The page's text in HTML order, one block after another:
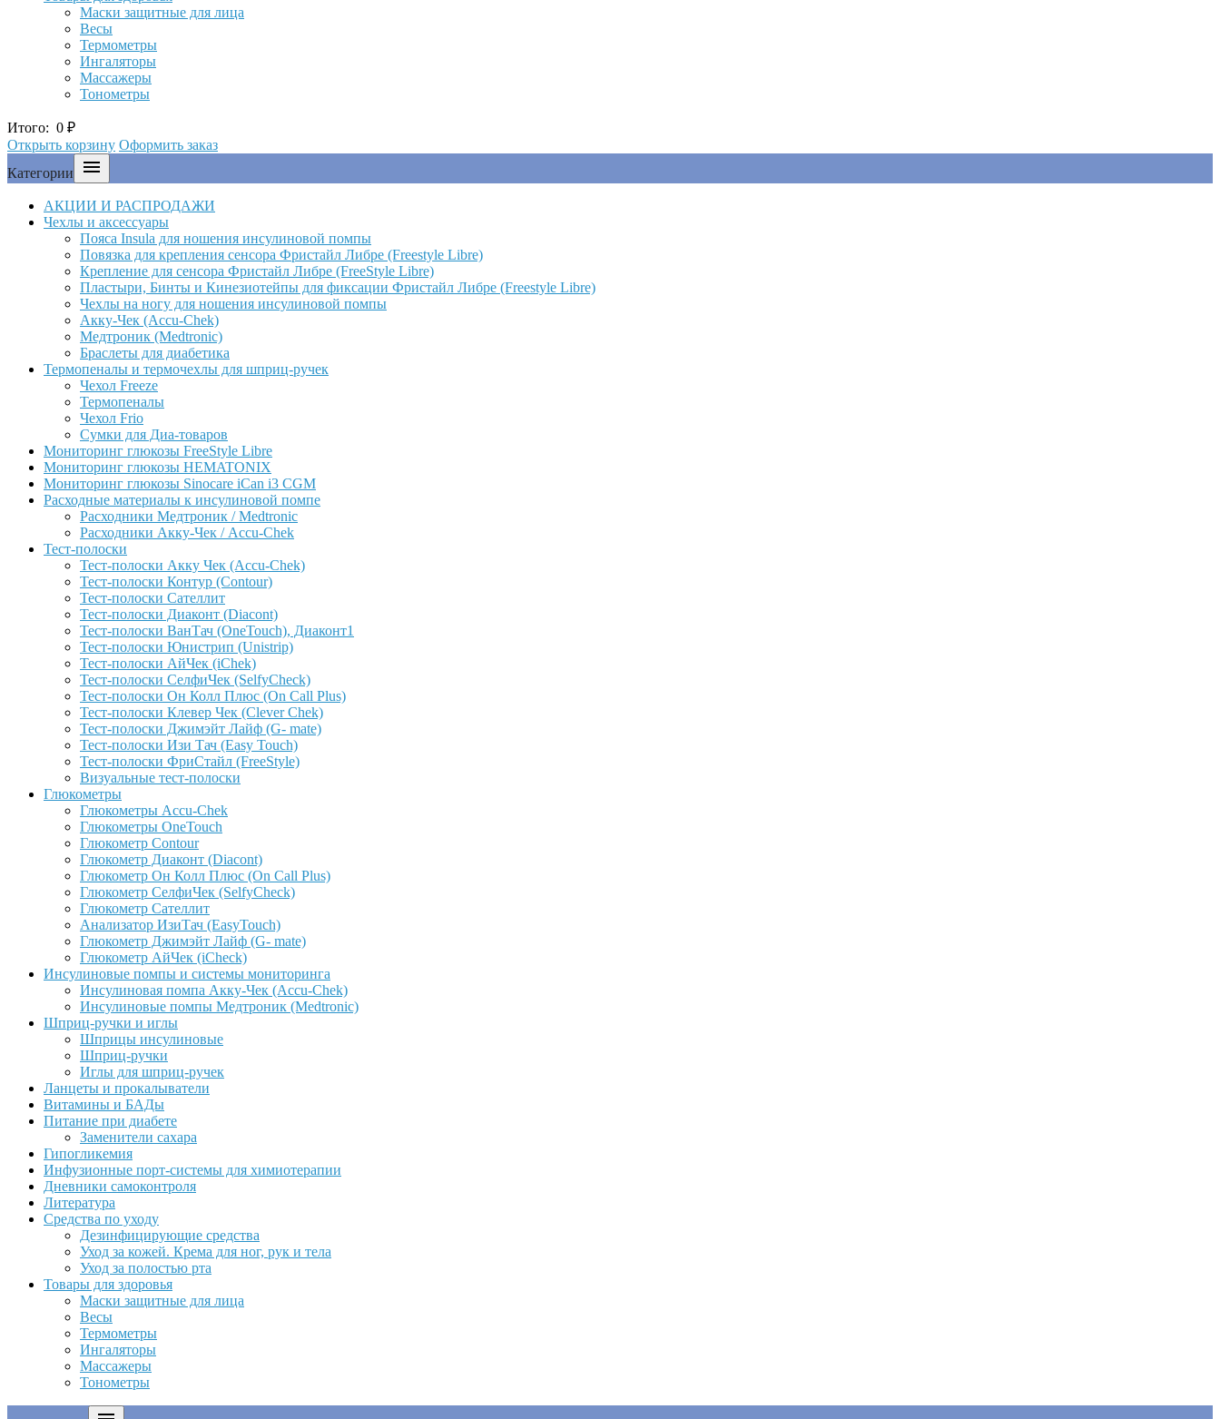
Маски защитные для лица
Весы
Термометры
Ингаляторы
Массажеры
Тонометры
Итого: 0 ₽
Открыть корзину Оформить заказ
Категории

АКЦИИ И РАСПРОДАЖИ
Чехлы и аксессуары
Пояса Insula для ношения инсулиновой помпы
Повязка для крепления сенсора Фристайл Либре (Freestyle Libre)
Крепление для сенсора Фристайл Либре (FreeStyle Libre)
Пластыри, Бинты и Кинезиотейпы для фиксации Фристайл Либре (Freestyle Libre)
Чехлы на ногу для ношения инсулиновой помпы
Акку-Чек (Accu-Chek)
Медтроник (Medtronic)
Браслеты для диабетика
Термопеналы и термочехлы для шприц-ручек
Чехол Freeze
Термопеналы
Чехол Frio
Сумки для Диа-товаров
Мониторинг глюкозы FreeStyle Libre
Мониторинг глюкозы HEMATONIX
Мониторинг глюкозы Sinocare iCan i3 CGM
Расходные материалы к инсулиновой помпе
Расходники Медтроник / Medtronic
Расходники Акку-Чек / Accu-Chek
Тест-полоски
Тест-полоски Акку Чек (Accu-Chek)
Тест-полоски Контур (Contour)
Тест-полоски Сателлит
Тест-полоски Диаконт (Diacont)
Тест-полоски ВанТач (OneTouch), Диаконт1
Тест-полоски Юнистрип (Unistrip)
Тест-полоски АйЧек (iChek)
Тест-полоски СелфиЧек (SelfyCheck)
Тест-полоски Он Колл Плюс (On Call Plus)
Тест-полоски Клевер Чек (Clever Chek)
Тест-полоски Джимэйт Лайф (G- mate)
Тест-полоски Изи Тач (Easy Touch)
Тест-полоски ФриCтайл (FreeStyle)
Визуальные тест-полоски
Глюкометры
Глюкометры Accu-Сhek
Глюкометры OneTouch
Глюкометр Contour
Глюкометр Диаконт (Diacont)
Глюкометр Он Колл Плюс (On Call Plus)
Глюкометр СелфиЧек (SelfyCheck)
Глюкометр Сателлит
Анализатор ИзиТач (EasyTouch)
Глюкометр Джимэйт Лайф (G- mate)
Глюкометр АйЧек (iCheck)
Инсулиновые помпы и системы мониторинга
Инсулиновая помпа Акку-Чек (Accu-Chek)
Инсулиновые помпы Медтроник (Medtronic)
Шприц-ручки и иглы
Шприцы инсулиновые
Шприц-ручки
Иглы для шприц-ручек
Ланцеты и прокалыватели
Витамины и БАДы
Питание при диабете
Заменители сахара
Гипогликемия
Инфузионные порт-системы для химиотерапии
Дневники самоконтроля
Литература
Средства по уходу
Дезинфицирующие средства
Уход за кожей. Крема для ног, рук и тела
Уход за полостью рта
Товары для здоровья
Маски защитные для лица
Весы
Термометры
Ингаляторы
Массажеры
Тонометры